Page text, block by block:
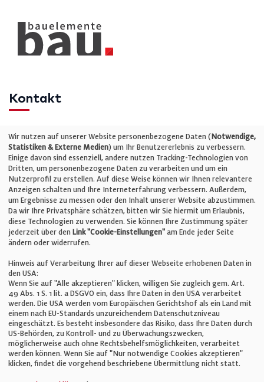
Kontakt
Telefon: +49 (0)711 2585563-0
E-Mail:info@bauelemente-bau.eu
Unternehmen
Impressum
Cookie-Einstellungen
AGB
Wir nutzen auf unserer Website personenbezogene Daten (Notwendige,
Statistiken & Externe Medien) um Ihr Benutzererlebnis zu verbessern.
Einige davon sind essenziell, andere nutzen Tracking-Technologien von
Dritten, um personenbezogene Daten zu verarbeiten und um ein
Nutzerprofil zu erstellen. Auf diese Weise können wir Ihnen relevantere
Anzeigen schalten und Ihre Interneterfahrung verbessern. Außerdem,
um Ergebnisse zu messen oder den Inhalt unserer Website abzustimmen.
Da wir Ihre Privatsphäre schätzen, bitten wir Sie hiermit um Erlaubnis,
diese Technologien zu verwenden. Sie können Ihre Zustimmung später
jederzeit über den Link "Cookie-Einstellungen" am Ende jeder Seite
ändern oder widerrufen.
Hinweis auf Verarbeitung Ihrer auf dieser Webseite erhobenen Daten in
den USA:
Wenn Sie auf "Alle akzeptieren" klicken, willigen Sie zugleich gem. Art.
49 Abs. 1 S. 1 lit. a DSGVO ein, dass Ihre Daten in den USA verarbeitet
werden. Die USA werden vom Europäischen Gerichtshof als ein Land mit
einem nach EU-Standards unzureichendem Datenschutzniveau
eingeschätzt. Es besteht insbesondere das Risiko, dass Ihre Daten durch
US-Behörden, zu Kontroll- und zu Überwachungszwecken,
möglicherweise auch ohne Rechtsbehelfsmöglichkeiten, verarbeitet
werden können. Wenn Sie auf "Nur notwendige Cookies akzeptieren"
klicken, findet die vorgehend beschriebene Übermittlung nicht statt.